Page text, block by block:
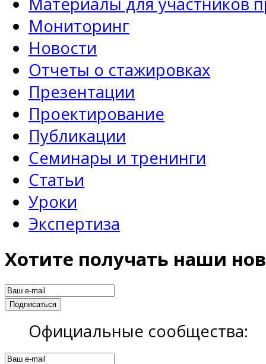
Мониторинг
Новости
Отчеты о стажировках
Презентации
Проектирование
Публикации
Семинары и тренинги
Статьи
Уроки
Экспертиза
Хотите получать наши
Официальные сообщества: